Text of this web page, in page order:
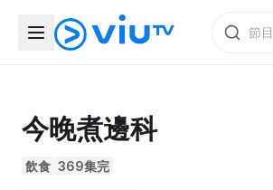
今晚煮邊科
飲食 369集完